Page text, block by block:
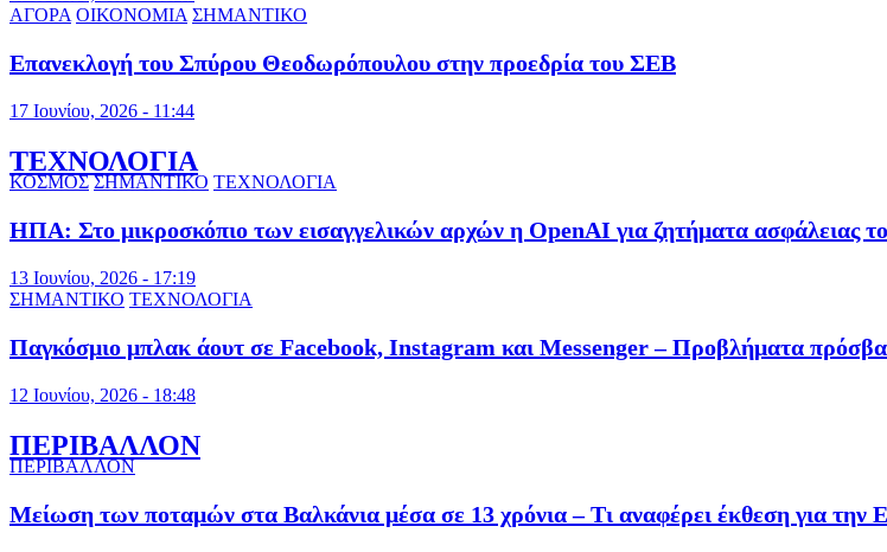
ΑΓΟΡΑ ΟΙΚΟΝΟΜΙΑ ΣΗΜΑΝΤΙΚΟ
Επανεκλογή του Σπύρου Θεοδωρόπουλου στην προεδρία του ΣΕΒ
17 Ιουνίου, 2026 - 11:44
ΤΕΧΝΟΛΟΓΙΑ
ΚΟΣΜΟΣ ΣΗΜΑΝΤΙΚΟ ΤΕΧΝΟΛΟΓΙΑ
ΗΠΑ: Στο μικροσκόπιο των εισαγγελικών αρχών η OpenAI για ζητήματα ασφάλειας
13 Ιουνίου, 2026 - 17:19
ΣΗΜΑΝΤΙΚΟ ΤΕΧΝΟΛΟΓΙΑ
Παγκόσμιο μπλακ άουτ σε Facebook, Instagram και Messenger – Προβλήματα
12 Ιουνίου, 2026 - 18:48
ΠΕΡΙΒΑΛΛΟΝ
ΠΕΡΙΒΑΛΛΟΝ
Μείωση των ποταμών στα Βαλκάνια μέσα σε 13 χρόνια – Τι αναφέρει έκθεση για την